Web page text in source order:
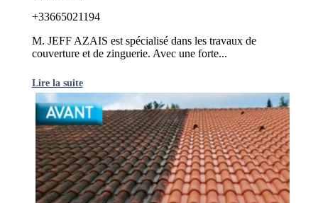
+33665021194
M. JEFF AZAIS est spécialisé dans les travaux de
couverture et de zinguerie. Avec une forte...
Lire la suite